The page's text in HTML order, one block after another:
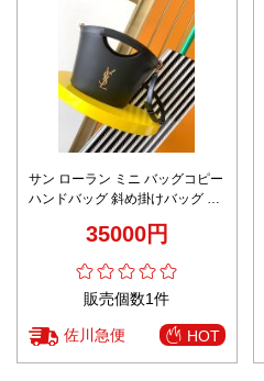
サン ローラン ミニ バッグコピー
ハンドバッグ 斜め掛けバッグ 優
35000円
販売個数1件
佐川急便 HOT